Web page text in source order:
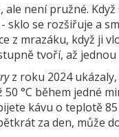
ale není pružné.
sklo se rozšiřuje a
z mrazáku, když ji
tvoří, až jednou
z roku 2024
°C během jedné
kávu o teplotě
za den, může